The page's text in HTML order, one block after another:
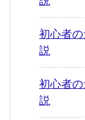
初心者
説
初心者
説